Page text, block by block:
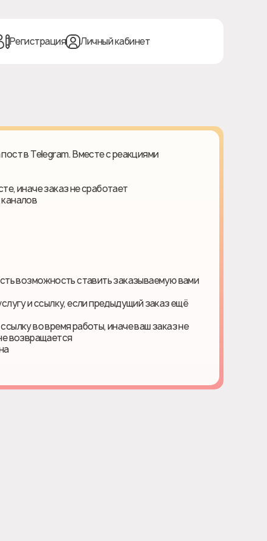
Регистрация Личный кабинет
в Telegram. Вместе с реакциями
иначе заказ не сработает
возможность ставить заказываемую вами
и ссылку, если предыдущий заказ ещё
во время работы, иначе ваш заказ не
возвращается